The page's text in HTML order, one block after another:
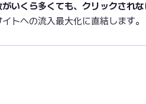
いくら多くても、クリックされ
トへの流入最大化に直結します。